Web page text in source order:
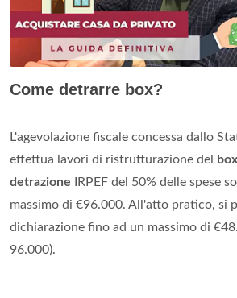
Come detrarre box?
L'agevolazione fiscale concessa dallo
effettua lavori di ristrutturazione del
box
detrazione IRPEF del 50% delle spese
massimo di €96.000. All'atto pratico, si
dichiarazione fino ad un massimo di
96.000).